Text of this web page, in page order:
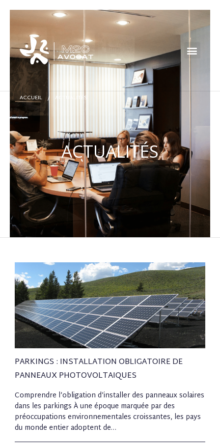
ACCUEIL / ACTUALITÉS
ACTUALITÉS
PARKINGS : INSTALLATION OBLIGATOIRE DE
PANNEAUX PHOTOVOLTAIQUES
Comprendre l’obligation d’installer des panneaux solaires
dans les parkings À une époque marquée par des
préoccupations environnementales croissantes, les pays
du monde entier adoptent de…